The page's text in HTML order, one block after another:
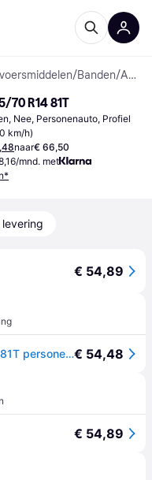
/Banden/ Autobanden
70 R14 81T
Nee, Personenauto, Profiel
km/h)
naar€ 66,50
mnd. met
levering
€ 54,89
Fulda MULTICONTROL 165/70 R14 81T personenwagen All-season banden Banden 539187€ 54,48
€ 54,89